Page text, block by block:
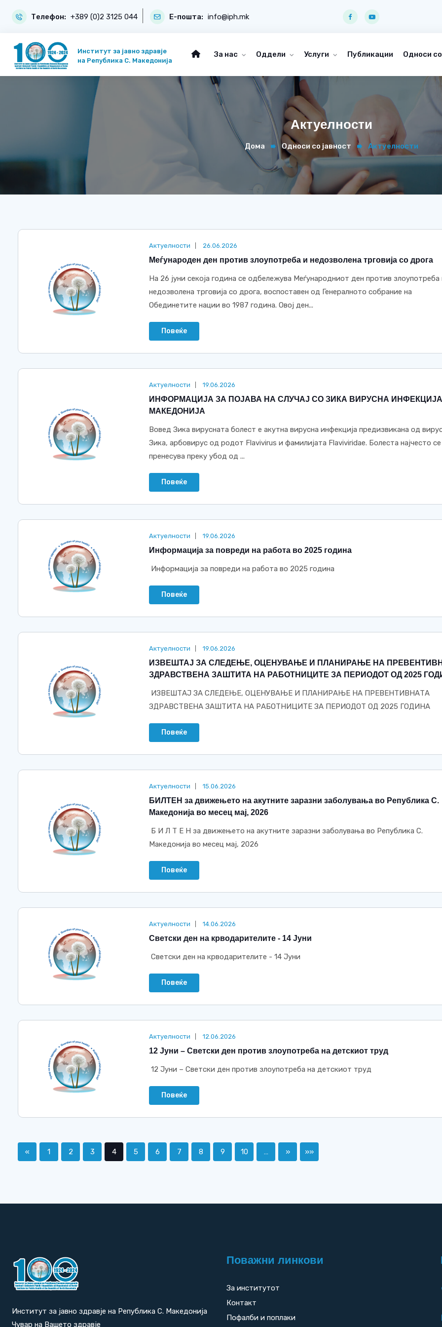
Телефон: +389 (0)2 3125 044 Е-пошта: info@iph.mk
Институт за јавно здравје
на Република С. Македонија
За нас Оддели Услуги Публикации Односи
Актуелности
Дома Односи со јавност Актуелности
Актуелности 26.06.2026
Меѓународен ден против злоупотреба и недозволена трговија со дрога
На 26 јуни секоја година се одбележува Меѓународниот ден против злоупотреба
недозволена трговија со дрога, воспоставен од Генералното собрание на
Обединетите нации во 1987 година. Овој ден...
Повеќе
Актуелности 19.06.2026
ИНФОРМАЦИЈА ЗА ПОЈАВА НА СЛУЧАЈ СО ЗИКА ВИРУСНА
МАКЕДОНИЈА
Вовед Зика вирусната болест е акутна вирусна инфекција предизвикана од
Зика, арбовирус од родот Flavivirus и фамилијата Flaviviridae. Болеста најчесто се
пренесува преку убод од ...
Повеќе
Актуелности 19.06.2026
Информација за повреди на работа во 2025 година
Информација за повреди на работа во 2025 година
Повеќе
Актуелности 19.06.2026
ИЗВЕШТАЈ ЗА СЛЕДЕЊЕ, ОЦЕНУВАЊЕ И ПЛАНИРАЊЕ НА
ЗДРАВСТВЕНА ЗАШТИТА НА РАБОТНИЦИТЕ ЗА ПЕРИОДОТ ОД 2025
ИЗВЕШТАЈ ЗА СЛЕДЕЊЕ, ОЦЕНУВАЊЕ И ПЛАНИРАЊЕ НА ПРЕВЕНТИВНАТА
ЗДРАВСТВЕНА ЗАШТИТА НА РАБОТНИЦИТЕ ЗА ПЕРИОДОТ ОД 2025 ГОДИНА
Повеќе
Актуелности 15.06.2026
БИЛТЕН за движењето на акутните заразни заболувања во Република С.
Македонија во месец мај, 2026
Б И Л Т Е Н за движењето на акутните заразни заболувања во Република С.
Македонија во месец мај, 2026
Повеќе
Актуелности 14.06.2026
Светски ден на крводарителите - 14 Јуни
Светски ден на крводарителите - 14 Јуни
Повеќе
Актуелности 12.06.2026
12 Јуни – Светски ден против злоупотреба на детскиот труд
12 Јуни – Светски ден против злоупотреба на детскиот труд
Повеќе
« 1 2 3 4 5 6 7 8 9 10 … » »»
Институт за јавно здравје на Република С. Македонија
Чувар на Вашето здравје
Поважни линкови
За институтот
Контакт
Пофалби и поплаки